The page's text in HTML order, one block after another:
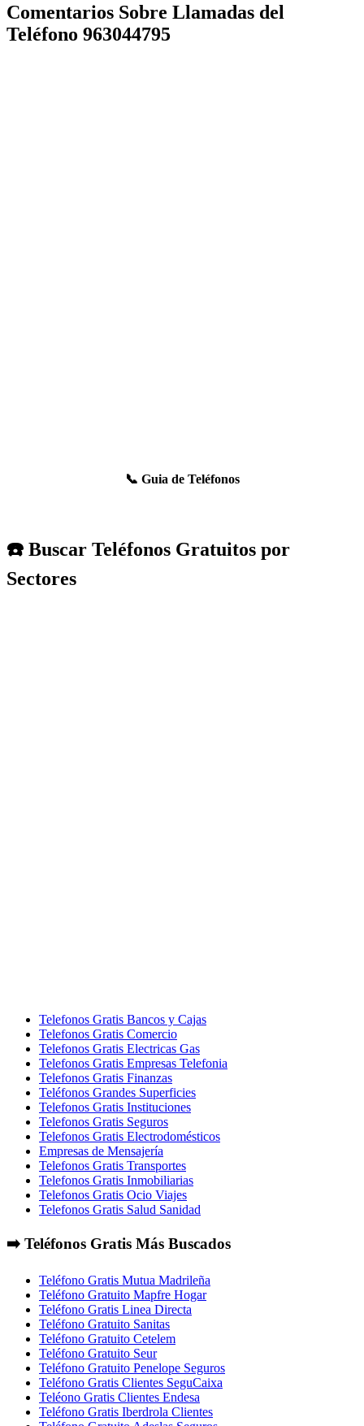
Comentarios Sobre Llamadas del
Teléfono 963044795
📞 Guia de Teléfonos
☎️ Buscar Teléfonos Gratuitos por
Sectores
Telefonos Gratis Bancos y Cajas
Telefonos Gratis Comercio
Telefonos Gratis Electricas Gas
Telefonos Gratis Empresas Telefonia
Telefonos Gratis Finanzas
Teléfonos Grandes Superficies
Telefonos Gratis Instituciones
Telefonos Gratis Seguros
Telefonos Gratis Electrodomésticos
Empresas de Mensajería
Telefonos Gratis Transportes
Telefonos Gratis Inmobiliarias
Telefonos Gratis Ocio Viajes
Telefonos Gratis Salud Sanidad
➡️ Teléfonos Gratis Más Buscados
Teléfono Gratis Mutua Madrileña
Teléfono Gratuito Mapfre Hogar
Teléfono Gratis Linea Directa
Teléfono Gratuito Sanitas
Teléfono Gratuito Cetelem
Teléfono Gratuito Seur
Teléfono Gratuito Penelope Seguros
Teléfono Gratis Clientes SeguCaixa
Teléono Gratis Clientes Endesa
Teléfono Gratis Iberdrola Clientes